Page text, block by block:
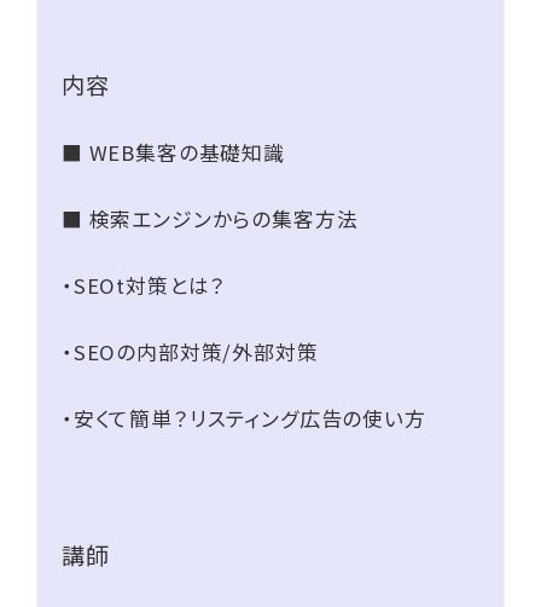
内容
■ WEB集客の基礎知識
■ 検索エンジンからの集客方法
・SEOt対策とは？
・SEOの内部対策/外部対策
・安くて簡単？リスティング広告の使い方
講師